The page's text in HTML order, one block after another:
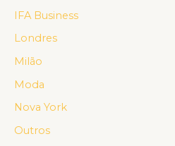
IFA Business
Londres
Milão
Moda
Nova York
Outros